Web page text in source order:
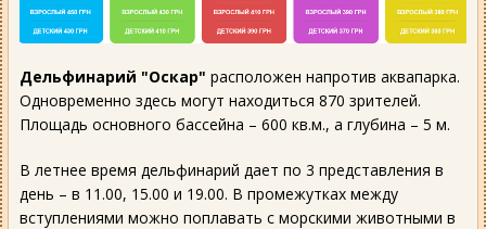
Дельфинарий "Оскар" расположен напротив аквапарка.
Одновременно здесь могут находиться 870 зрителей.
Площадь основного бассейна – 600 кв.м., а глубина – 5 м.
В летнее время дельфинарий дает по 3 представления в
день – в 11.00, 15.00 и 19.00. В промежутках между
вступлениями можно поплавать с морскими животными в